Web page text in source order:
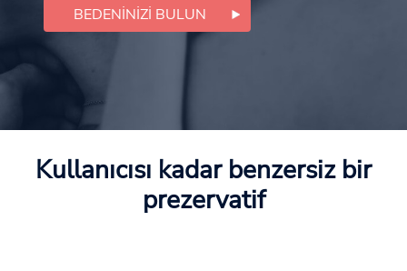
BEDENINIZI BULUN
Kullanıcısı kadar benzersiz bir
prezervatif